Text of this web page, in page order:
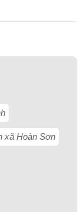
xã Hoàn Sơn